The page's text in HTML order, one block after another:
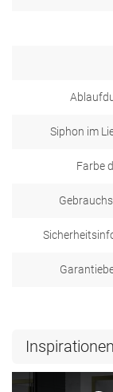
Siphon im
Farbe
Inspirationen